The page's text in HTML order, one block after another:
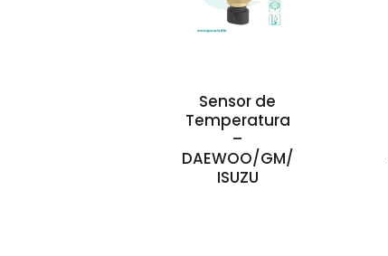
Sensor de
Temperatura
–
DAEWOO/GM/
ISUZU